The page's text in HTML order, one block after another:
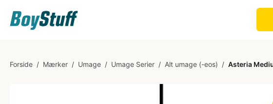
Forside / Mærker / Umage / Umage Serier / Alt umage (-eos) / Asteria